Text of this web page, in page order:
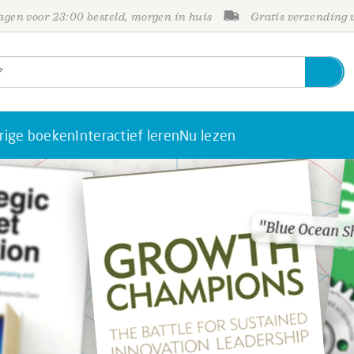
voor 23:00 besteld, morgen in huis Gratis verzending
boekenInteractief lerenNu lezen
"Blue Ocean
"Blue Ocean